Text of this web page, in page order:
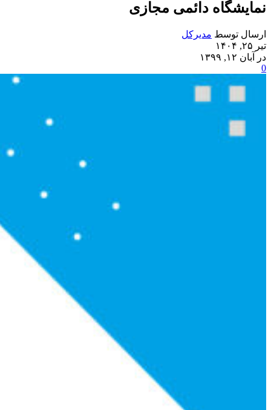
نمایشگاه دائمی مجازی
ارسال توسط مدیرکل
تیر ۲۵, ۱۴۰۴
در آبان ۱۲, ۱۳۹۹
0